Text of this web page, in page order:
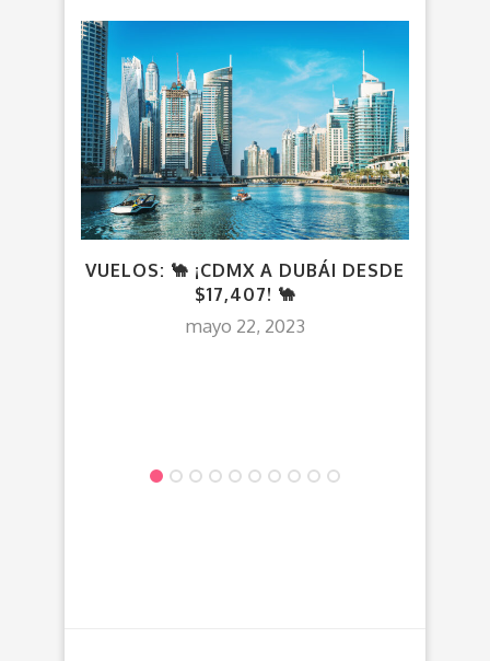
VUELOS: 🐪 ¡CDMX A DUBÁI DESDE
$17,407! 🐪
mayo 22, 2023